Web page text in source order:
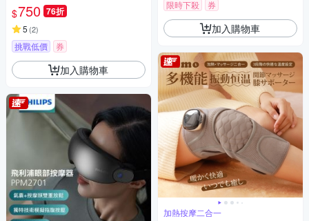
手臂按摩機 肩膀運動護具
$750 76折
5 (2)
挑戰低價 券
加入購物車
限時下殺 券
加入購物車
加熱按摩二合一